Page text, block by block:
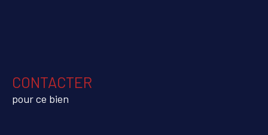
CONTACTER
pour ce bien